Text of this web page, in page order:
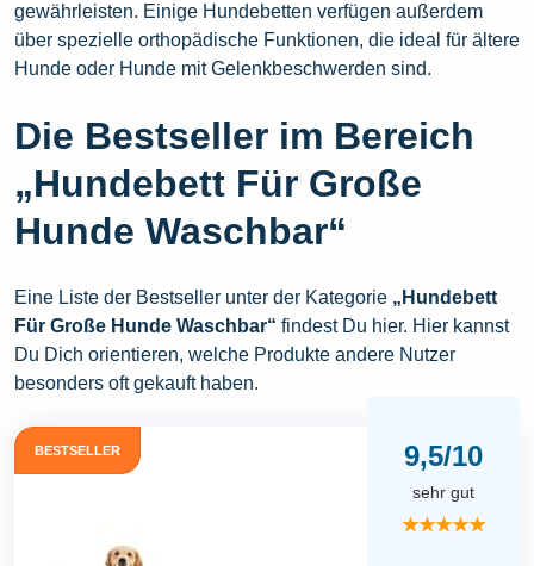
gewährleisten. Einige Hundebetten verfügen außerdem
über spezielle orthopädische Funktionen, die ideal für ältere
Hunde oder Hunde mit Gelenkbeschwerden sind.
Die Bestseller im Bereich
„Hundebett Für Große
Hunde Waschbar“
Eine Liste der Bestseller unter der Kategorie „Hundebett
Für Große Hunde Waschbar“ findest Du hier. Hier kannst
Du Dich orientieren, welche Produkte andere Nutzer
besonders oft gekauft haben.
BESTSELLER 9,5/10
sehr gut
★★★★★